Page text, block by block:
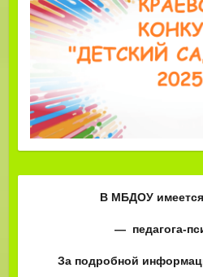
В МБДОУ имеется
— педагога-
За подробной